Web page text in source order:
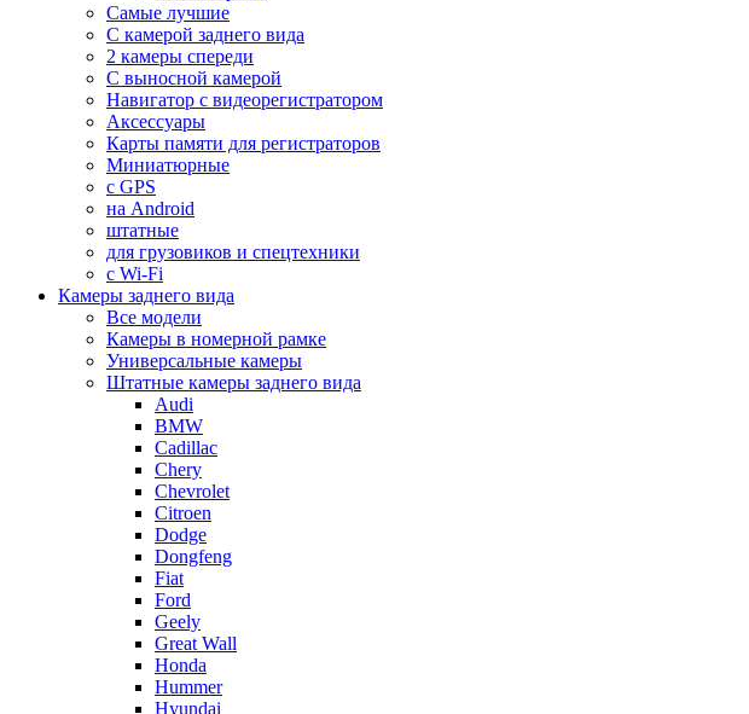
Самые лучшие
С камерой заднего вида
2 камеры спереди
С выносной камерой
Навигатор с видеорегистратором
Аксессуары
Карты памяти для регистраторов
Миниатюрные
с GPS
на Android
штатные
для грузовиков и спецтехники
с Wi-Fi
Камеры заднего вида
Все модели
Камеры в номерной рамке
Универсальные камеры
Штатные камеры заднего вида
Audi
BMW
Cadillac
Chery
Chevrolet
Citroen
Dodge
Dongfeng
Fiat
Ford
Geely
Great Wall
Honda
Hummer
Hyundai